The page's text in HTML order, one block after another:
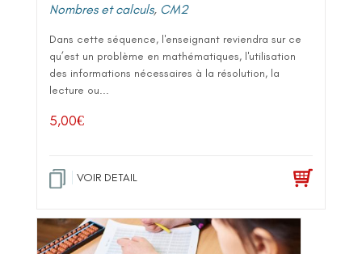
Nombres et calculs, CM2
Dans cette séquence, l'enseignant reviendra sur ce
qu’est un problème en mathématiques, l'utilisation
des informations nécessaires à la résolution, la
lecture ou...
5,00€
VOIR DETAIL